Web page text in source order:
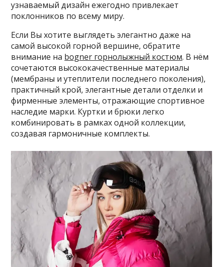
узнаваемый дизайн ежегодно привлекает
поклонников по всему миру.
Если Вы хотите выглядеть элегантно даже на
самой высокой горной вершине, обратите
внимание на bogner горнолыжный костюм. В нём
сочетаются высококачественные материалы
(мембраны и утеплители последнего поколения),
практичный крой, элегантные детали отделки и
фирменные элементы, отражающие спортивное
наследие марки. Куртки и брюки легко
комбинировать в рамках одной коллекции,
создавая гармоничные комплекты.